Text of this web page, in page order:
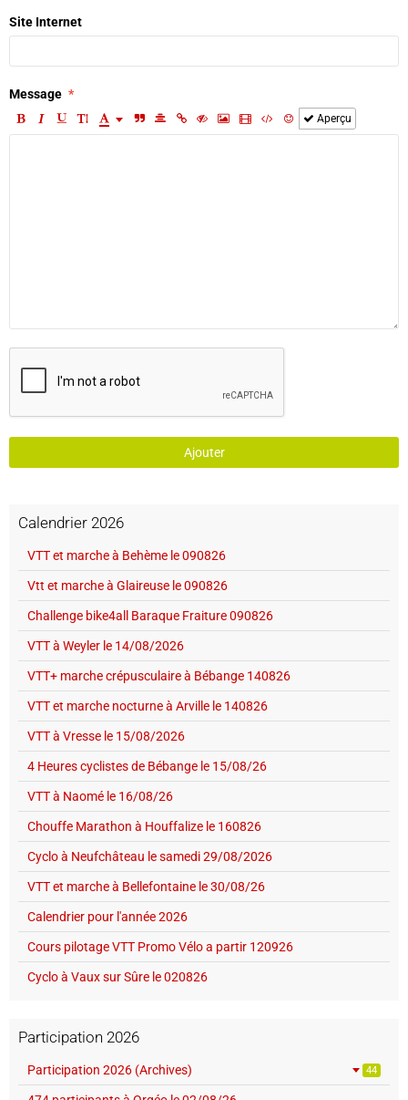
Site Internet
Message
Aperçu
Ajouter
Calendrier 2026
VTT et marche à Behème le 090826
Vtt et marche à Glaireuse le 090826
Challenge bike4all Baraque Fraiture 090826
VTT à Weyler le 14/08/2026
VTT+ marche crépusculaire à Bébange 140826
VTT et marche nocturne à Arville le 140826
VTT à Vresse le 15/08/2026
4 Heures cyclistes de Bébange le 15/08/26
VTT à Naomé le 16/08/26
Chouffe Marathon à Houffalize le 160826
Cyclo à Neufchâteau le samedi 29/08/2026
VTT et marche à Bellefontaine le 30/08/26
Calendrier pour l'année 2026
Cours pilotage VTT Promo Vélo a partir 120926
Cyclo à Vaux sur Sûre le 020826
Participation 2026
Participation 2026 (Archives) 44